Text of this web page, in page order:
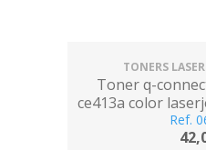
TONERS
Toner q-
ce413a color
451nw / 375nw /
Ref.